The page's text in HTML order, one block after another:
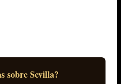
sobre Sevilla?